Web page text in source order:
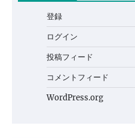
登録
ログイン
投稿フィード
コメントフィード
WordPress.org